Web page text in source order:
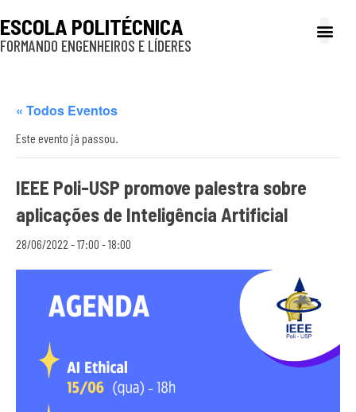
ESCOLA POLITÉCNICA
FORMANDO ENGENHEIROS E LÍDERES
« Todos Eventos
Este evento já passou.
IEEE Poli-USP promove palestra sobre
aplicações de Inteligência Artificial
28/06/2022 - 17:00 -18:00